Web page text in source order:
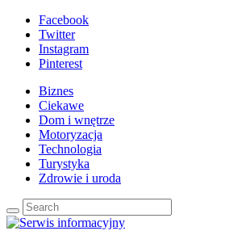
Facebook
Twitter
Instagram
Pinterest
Biznes
Ciekawe
Dom i wnętrze
Motoryzacja
Technologia
Turystyka
Zdrowie i uroda